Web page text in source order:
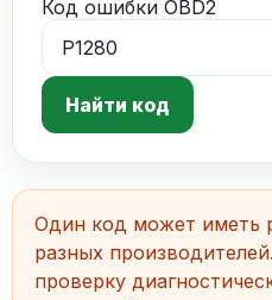
Код ошибки OBD2
Найти код
Один код может иметь
разных
проверку